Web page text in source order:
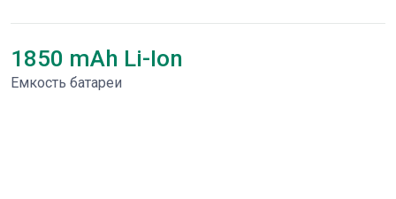
1850 mAh Li-Ion
Емкость батареи